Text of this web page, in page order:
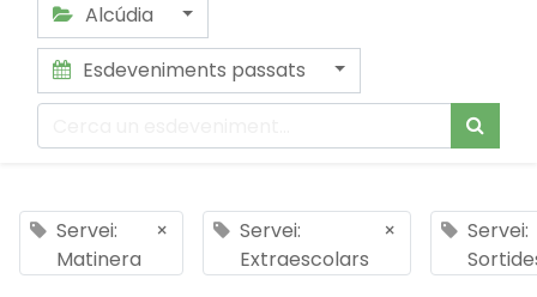
Alcúdia
Esdeveniments passats
Servei:
Matinera
×
Servei:
Extraescolars
×
Servei: